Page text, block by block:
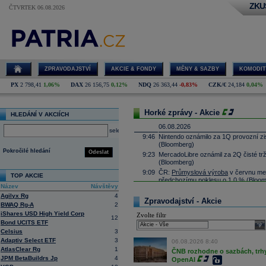
ČTVRTEK 06.08.2026
ZPRAVODAJSTVÍ AKCIE & FONDY MĚNY & SAZBY
PX 2 798,41 1,06% DAX 26 156,75 0,12% NDQ 26 363,44 -0,83% CZK/€ 24,184 0,04%
HLEDÁNÍ V AKCIÍCH
select
Odeslat
Pokročilé hledání
TOP AKCIE
Název
Návštěvy
Agilyx Rg
4
BWAQ Rg-A
2
iShares USD High Yield Corp
Bond UCITS ETF
12
Celsius
3
Adaptiv Select ETF
3
AtlasClear Rg
1
JPM BetaBuildrs Jp
4
Horké zprávy - Akcie
06.08.2026
9:46 Nintendo oznámilo za 1Q provozní
(Bloomberg)
9:23 MercadoLibre oznámil za 2Q čisté
(Bloomberg)
9:09 ČR: Průmyslová výroba v červnu
předchozímu poklesu o 1,0 %
8:51 Block očekává ve 3Q upr. provozní
(Bloomberg)
8:35 AI model od Mety během
8:30
DoorDash reportovala za 2Q upr.
(Bloomberg)
8:12 Futures na amer...
Zpravodajství - Akcie
Zvolte filtr
06.08.2026 8:40
ČNB rozhodne o sazbách,
OpenAI